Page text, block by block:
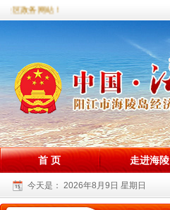
政务网站！
首 页 走进海陵
今天是： 2026年8月9日 星期日